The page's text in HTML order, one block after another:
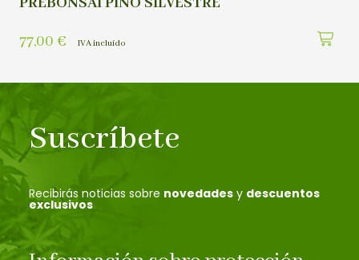
77,00 € IVA incluído
Suscríbete
Recibirás noticias sobre novedades y descuentos
exclusivos